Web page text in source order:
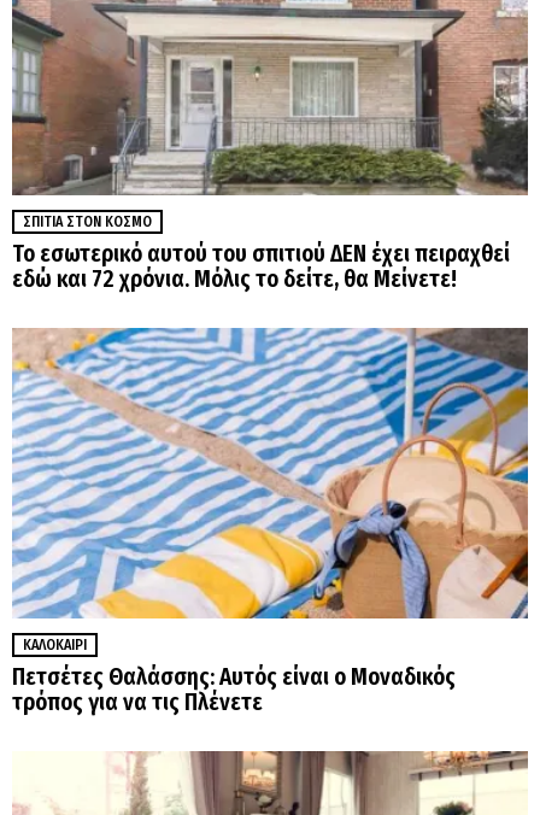
ΣΠΊΤΙΑ ΣΤΟΝ ΚΌΣΜΟ
Το εσωτερικό αυτού του σπιτιού ΔΕΝ έχει πειραχθεί
εδώ και 72 χρόνια. Μόλις το δείτε, θα Μείνετε!
ΚΑΛΟΚΑΊΡΙ
Πετσέτες Θαλάσσης: Αυτός είναι ο Μοναδικός
τρόπος για να τις Πλένετε